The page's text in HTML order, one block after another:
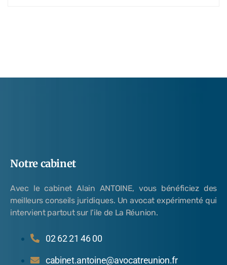
Notre cabinet
Avec le cabinet Alain ANTOINE, vous bénéficiez des
meilleurs conseils juridiques. Un avocat expérimenté qui
intervient partout sur l’ile de La Réunion.
02 62 21 46 00
cabinet.antoine@avocatreunion.fr